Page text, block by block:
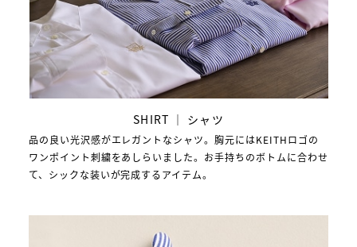
SHIRT ｜ シャツ
品の良い光沢感がエレガントなシャツ。胸元にはKEITHロゴの
ワンポイント刺繍をあしらいました。お手持ちのボトムに合わせ
て、シックな装いが完成するアイテム。